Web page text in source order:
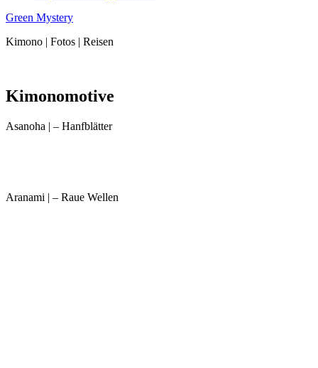
Green Mystery
Kimono | Fotos | Reisen
Kimonomotive
Asanoha | – Hanfblätter
Aranami | – Raue Wellen